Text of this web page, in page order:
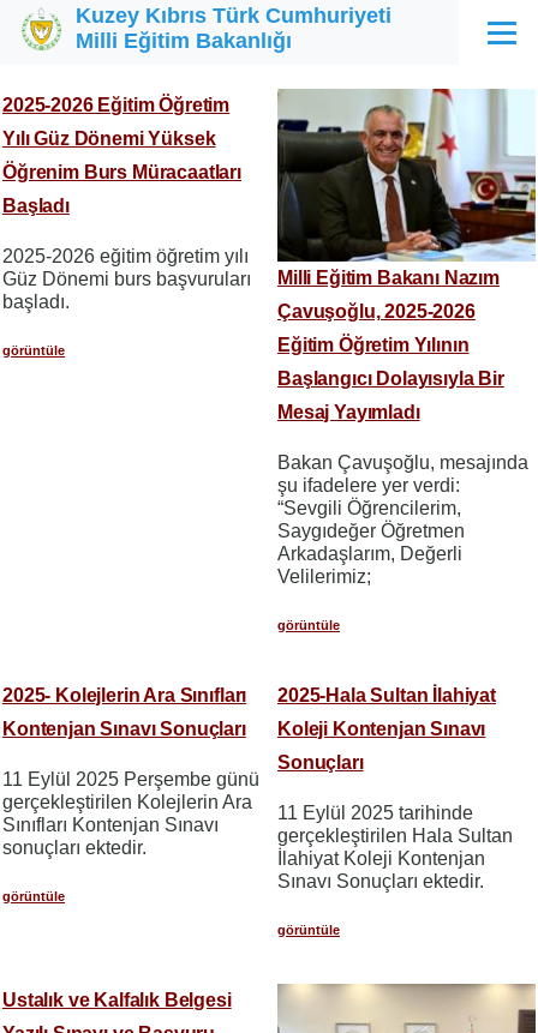
Ana içeriğe atla
Kuzey Kıbrıs Türk Cumhuriyeti
Milli Eğitim Bakanlığı
Menü
2025-2026 Eğitim Öğretim
Yılı Güz Dönemi Yüksek
Öğrenim Burs Müracaatları
Başladı
2025-2026 eğitim öğretim yılı
Güz Dönemi burs başvuruları
başladı.
görüntüle
Milli Eğitim Bakanı Nazım
Çavuşoğlu, 2025-2026
Eğitim Öğretim Yılının
Başlangıcı Dolayısıyla Bir
Mesaj Yayımladı
Bakan Çavuşoğlu, mesajında
şu ifadelere yer verdi:
“Sevgili Öğrencilerim,
Saygıdeğer Öğretmen
Arkadaşlarım, Değerli
Velilerimiz;
görüntüle
2025- Kolejlerin Ara Sınıfları
Kontenjan Sınavı Sonuçları
11 Eylül 2025 Perşembe günü
gerçekleştirilen Kolejlerin Ara
Sınıfları Kontenjan Sınavı
sonuçları ektedir.
görüntüle
2025-Hala Sultan İlahiyat
Koleji Kontenjan Sınavı
Sonuçları
11 Eylül 2025 tarihinde
gerçekleştirilen Hala Sultan
İlahiyat Koleji Kontenjan
Sınavı Sonuçları ektedir.
görüntüle
Ustalık ve Kalfalık Belgesi